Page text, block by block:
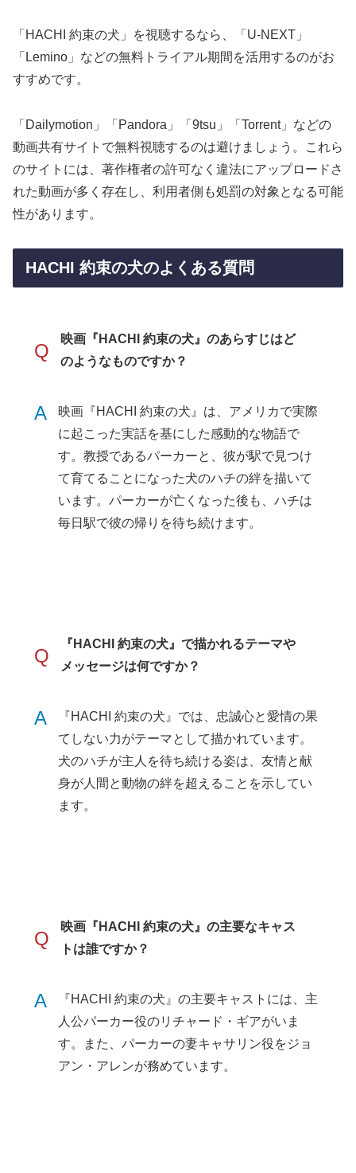
「HACHI 約束の犬」を視聴するなら、「U-NEXT」
「Lemino」などの無料トライアル期間を活用するのがお
すすめです。
「Dailymotion」「Pandora」「9tsu」「Torrent」などの
動画共有サイトで無料視聴するのは避けましょう。これら
のサイトには、著作権者の許可なく違法にアップロードさ
れた動画が多く存在し、利用者側も処罰の対象となる可能
性があります。
HACHI 約束の犬のよくある質問
Q
映画『HACHI 約束の犬』のあらすじはど
のようなものですか？
A
映画『HACHI 約束の犬』は、アメリカで実際
に起こった実話を基にした感動的な物語で
す。教授であるパーカーと、彼が駅で見つけ
て育てることになった犬のハチの絆を描いて
います。パーカーが亡くなった後も、ハチは
毎日駅で彼の帰りを待ち続けます。
Q
『HACHI 約束の犬』で描かれるテーマや
メッセージは何ですか？
A
『HACHI 約束の犬』では、忠誠心と愛情の果
てしない力がテーマとして描かれています。
犬のハチが主人を待ち続ける姿は、友情と献
身が人間と動物の絆を超えることを示してい
ます。
Q
映画『HACHI 約束の犬』の主要なキャス
トは誰ですか？
A
『HACHI 約束の犬』の主要キャストには、主
人公パーカー役のリチャード・ギアがいま
す。また、パーカーの妻キャサリン役をジョ
アン・アレンが務めています。